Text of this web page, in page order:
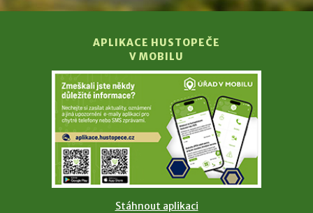
APLIKACE HUSTOPEČE
V MOBILU
Stáhnout aplikaci